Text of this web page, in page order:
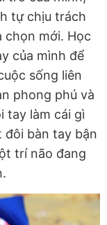
tự chịu trách
chọn mới. Học
của mình để
sống liên
phong phú và
tay làm cái gì
bàn tay bận
trí não đang